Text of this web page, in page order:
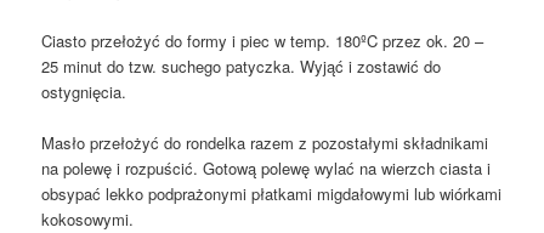
Ciasto przełożyć do formy i piec w temp. 180ºC przez ok. 20 –
25 minut do tzw. suchego patyczka. Wyjąć i zostawić do
ostygnięcia.
Masło przełożyć do rondelka razem z pozostałymi składnikami
na polewę i rozpuścić. Gotową polewę wylać na wierzch ciasta i
obsypać lekko podprażonymi płatkami migdałowymi lub wiórkami
kokosowymi.